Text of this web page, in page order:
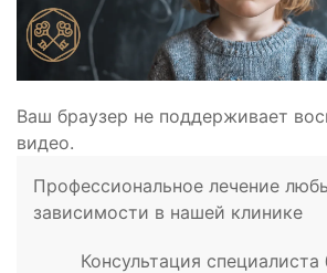
Ваш браузер не поддерживает
видео.
Профессиональное лечение
зависимости в нашей клинике
Консультация специалиста